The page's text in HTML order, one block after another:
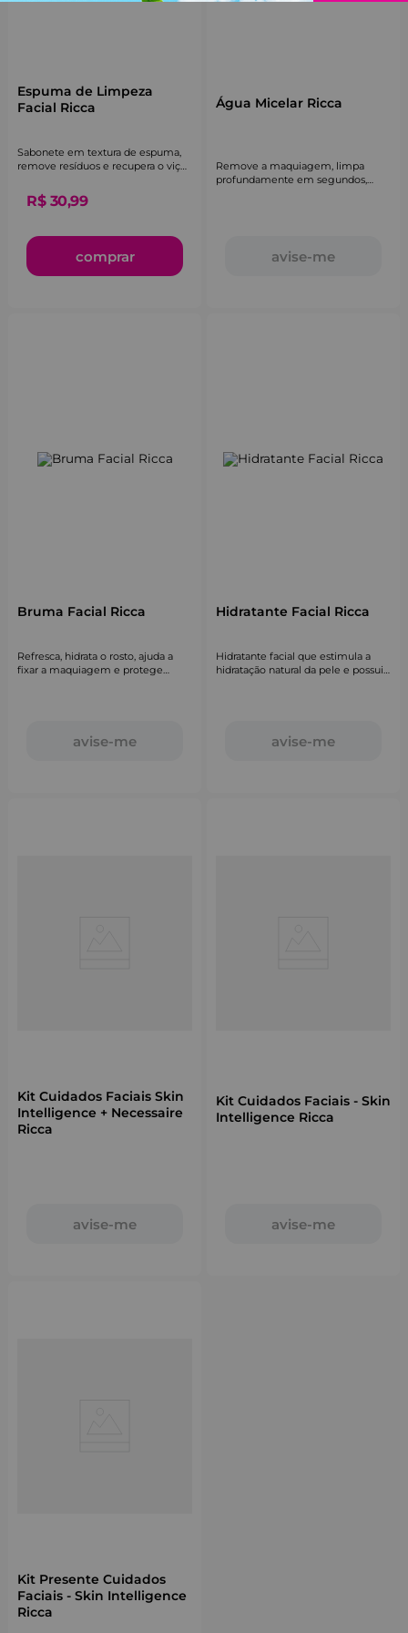
Espuma de Limpeza
Facial Ricca
Sabonete em textura de espuma,
remove resíduos e recupera o viço
R$ 30,99
comprar
Água Micelar Ricca
Remove a maquiagem, limpa
profundamente em segundos,
avise-me
Bruma Facial Ricca
Refresca, hidrata o rosto, ajuda a
fixar a maquiagem e protege
avise-me
Hidratante Facial Ricca
Hidratante facial que estimula a
hidratação natural da pele e possui
avise-me
Kit Cuidados Faciais Skin
Intelligence + Necessaire
Ricca
avise-me
Kit Cuidados Faciais - Skin
Intelligence Ricca
avise-me
Kit Presente Cuidados
Faciais - Skin Intelligence
Ricca